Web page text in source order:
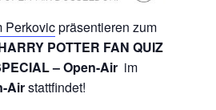
Perkovicpräsentieren zum
POTTER FAN QUIZ
– Open-Air im
Airstattfindet!